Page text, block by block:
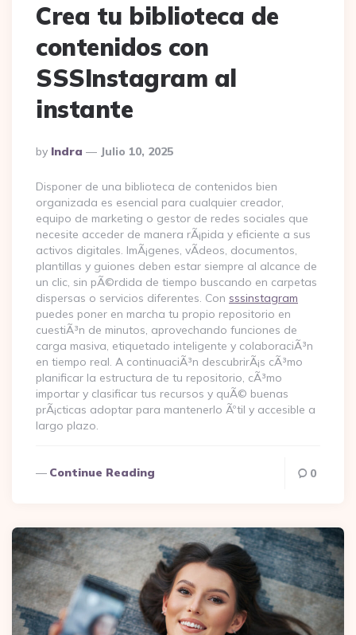
Crea tu biblioteca de
contenidos con
SSSInstagram al
instante
Posted
By
By Indra Julio 10, 2025
Disponer de una biblioteca de contenidos bien
organizada es esencial para cualquier creador,
equipo de marketing o gestor de redes sociales que
necesite acceder de manera rÃ¡pida y eficiente a sus
activos digitales. ImÃ¡genes, vÃ­deos, documentos,
plantillas y guiones deben estar siempre al alcance de
un clic, sin pÃ©rdida de tiempo buscando en carpetas
dispersas o servicios diferentes. Con sssinstagram
puedes poner en marcha tu propio repositorio en
cuestiÃ³n de minutos, aprovechando funciones de
carga masiva, etiquetado inteligente y colaboraciÃ³n
en tiempo real. A continuaciÃ³n descubrirÃ¡s cÃ³mo
planificar la estructura de tu repositorio, cÃ³mo
importar y clasificar tus recursos y quÃ© buenas
prÃ¡cticas adoptar para mantenerlo Ãºtil y accesible a
largo plazo.
Continue Reading 0